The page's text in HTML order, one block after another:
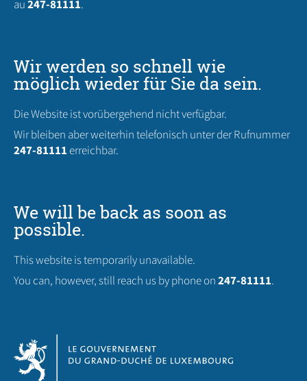
au247-81111.
Wir werden so schnell wie
möglich wieder für Sie da sein.
Die Website ist vorübergehend nicht verfügbar.
Wir bleiben aber weiterhin telefonisch unter der Rufnummer
247-81111 erreichbar.
We will be back as soon as
possible.
This website is temporarily unavailable.
You can, however, still reach us by phone on247-81111.